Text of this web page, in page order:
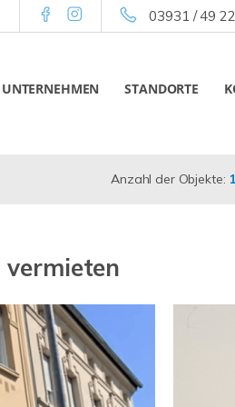
03931 / 49
UNTERNEHMEN STANDORTE
Anzahl der Objekte: